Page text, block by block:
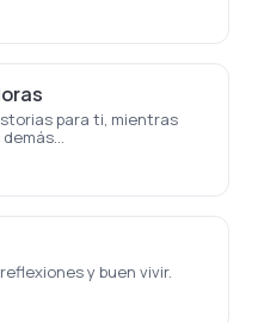
para ti, mientras
y buen vivir.